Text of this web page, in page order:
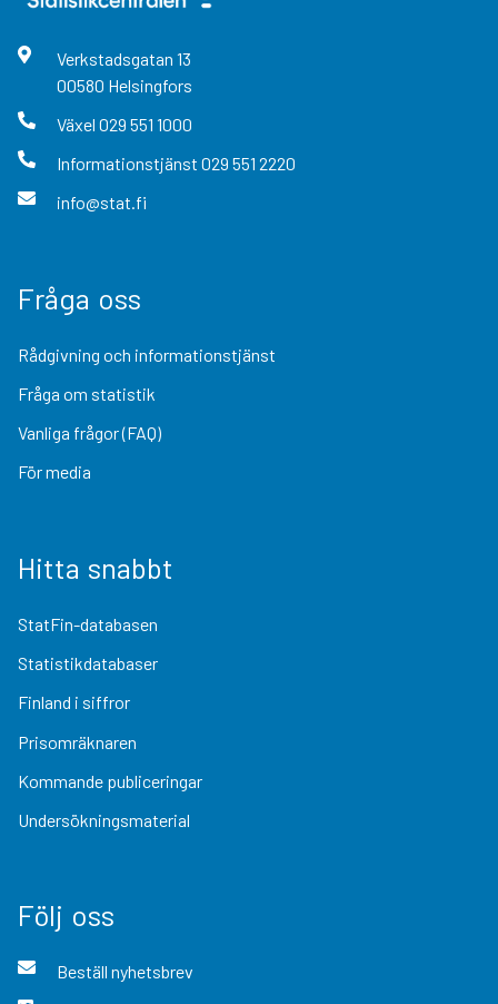
Verkstadsgatan 13
00580 Helsingfors
Växel 029 551 1000
Informationstjänst 029 551 2220
info@stat.fi
Fråga oss
Rådgivning och informationstjänst
Fråga om statistik
Vanliga frågor (FAQ)
För media
Hitta snabbt
StatFin-databasen
Statistikdatabaser
Finland i siffror
Prisomräknaren
Kommande publiceringar
Undersökningsmaterial
Följ oss
Beställ nyhetsbrev